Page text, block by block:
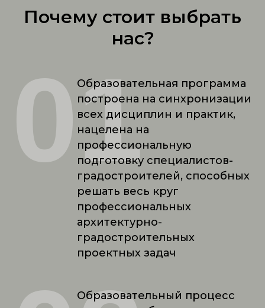
Почему стоит выбрать
нас?
Образовательная программа
построена на синхронизации
всех дисциплин и практик,
нацелена на
профессиональную
подготовку специалистов-
градостроителей, способных
решать весь круг
профессиональных
архитектурно-
градостроительных
проектных задач
01
Образовательный процесс